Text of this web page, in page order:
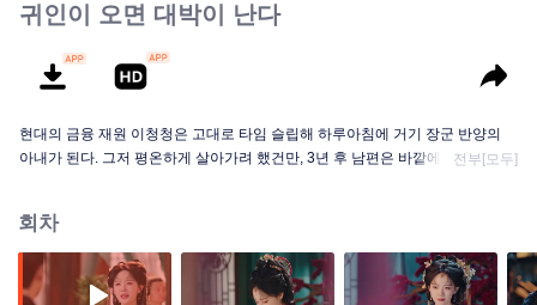
귀인이 오면 대박이 난다
현대의 금융 재원 이청청은 고대로 타임 슬립해 하루아침에 거기 장군 반양의
아내가 된다. 그저 평온하게 살아가려 했건만, 3년 후 남편은 바깥에 두었던 첩
배신과 신분의 진실, 쌍으로 닥친 배신 앞에서도 천하제일 왕사루를 은밀히 장
악하고 있던 이청청은 조금도 흔들리지 않는다. 안채의 소란을 재치 있게 수습
하는 한편, 음험한 태자와는 지략으로 맞서며 현대 금융 상식을 바탕으로 고대
의 상업계를 주름잡는다. 웃고 떠드는 소란 속에서도 수많은 풍파를 잠재우며
전부[모두]
회차